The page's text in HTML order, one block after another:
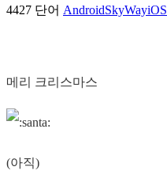
4427 단어 AndroidSkyWayiOS
메리 크리스마스
(아직)